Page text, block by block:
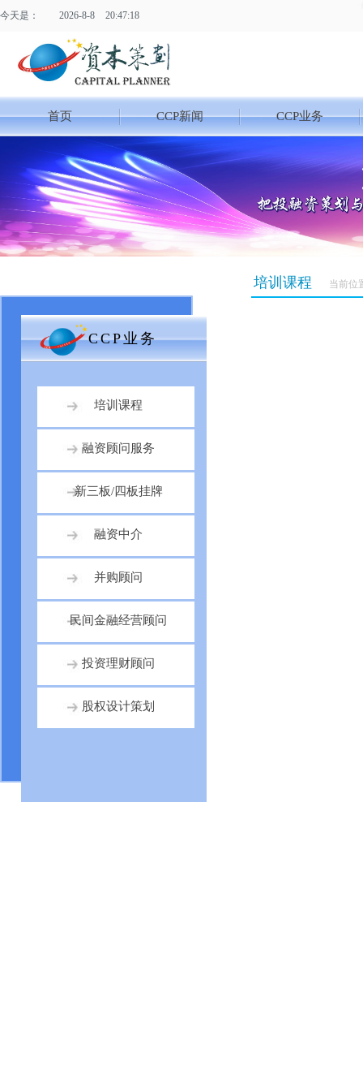
今天是： 2026-8-8 20:47:18
首页 CCP新闻 CCP业务
培训课程 当前位
CCP业务
培训课程
融资顾问服务
新三板/四板挂牌
融资中介
并购顾问
民间金融经营顾问
投资理财顾问
股权设计策划